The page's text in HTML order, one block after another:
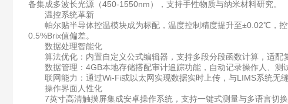
备集成多波长光源（450-1550nm），支持手性物质与纳米材料研究。
温控系统革新
帕尔贴半导体控温模块成为标配，温度控制精度提升至±0.02℃，控
0.5%Brix值偏差。
数据处理智能化
算法优化：内置自定义公式编辑器，支持多段分段函数计算，适配
数据管理：4GB本地存储搭配审计追踪功能，自动记录操作人、测
联网能力：通过Wi-Fi或以太网实现数据实时上传，与LIMS系统无
操作界面人性化
7英寸高清触摸屏集成安卓操作系统，支持一键式测量与多语言切换